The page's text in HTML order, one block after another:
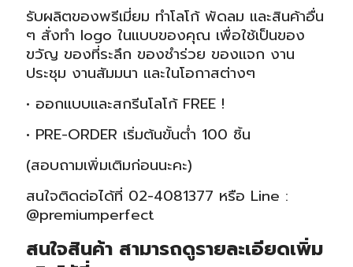
รับผลิตของพรีเมี่ยม ทำโลโก้ พัดลม และสินค้าอื่น
ๆ สั่งทำ logo ในแบบของคุณ เพื่อใช้เป็นของ
ขวัญ ของที่ระลึก ของชำร่วย ของแจก งาน
ประชุม งานสัมมนา และในโอกาสต่างๆ
• ออกแบบและสกรีนโลโก้ FREE !
• PRE-ORDER เริ่มต้นขั้นต่ำ 100 ชิ้น
(สอบถามเพิ่มเติมก่อนนะคะ)
สนใจติดต่อได้ที่ 02-4081377 หรือ Line :
@premiumperfect
สนใจสินค้า สามารถดูรายละเอียดเพิ่ม